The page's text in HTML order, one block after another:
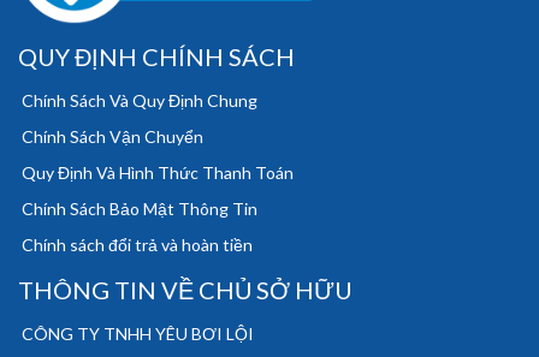
QUY ĐỊNH CHÍNH SÁCH
Chính Sách Và Quy Định Chung
Chính Sách Vận Chuyển
Quy Định Và Hình Thức Thanh Toán
Chính Sách Bảo Mật Thông Tin
Chính sách đổi trả và hoàn tiền
THÔNG TIN VỀ CHỦ SỞ HỮU
CÔNG TY TNHH YÊU BƠI LỘI